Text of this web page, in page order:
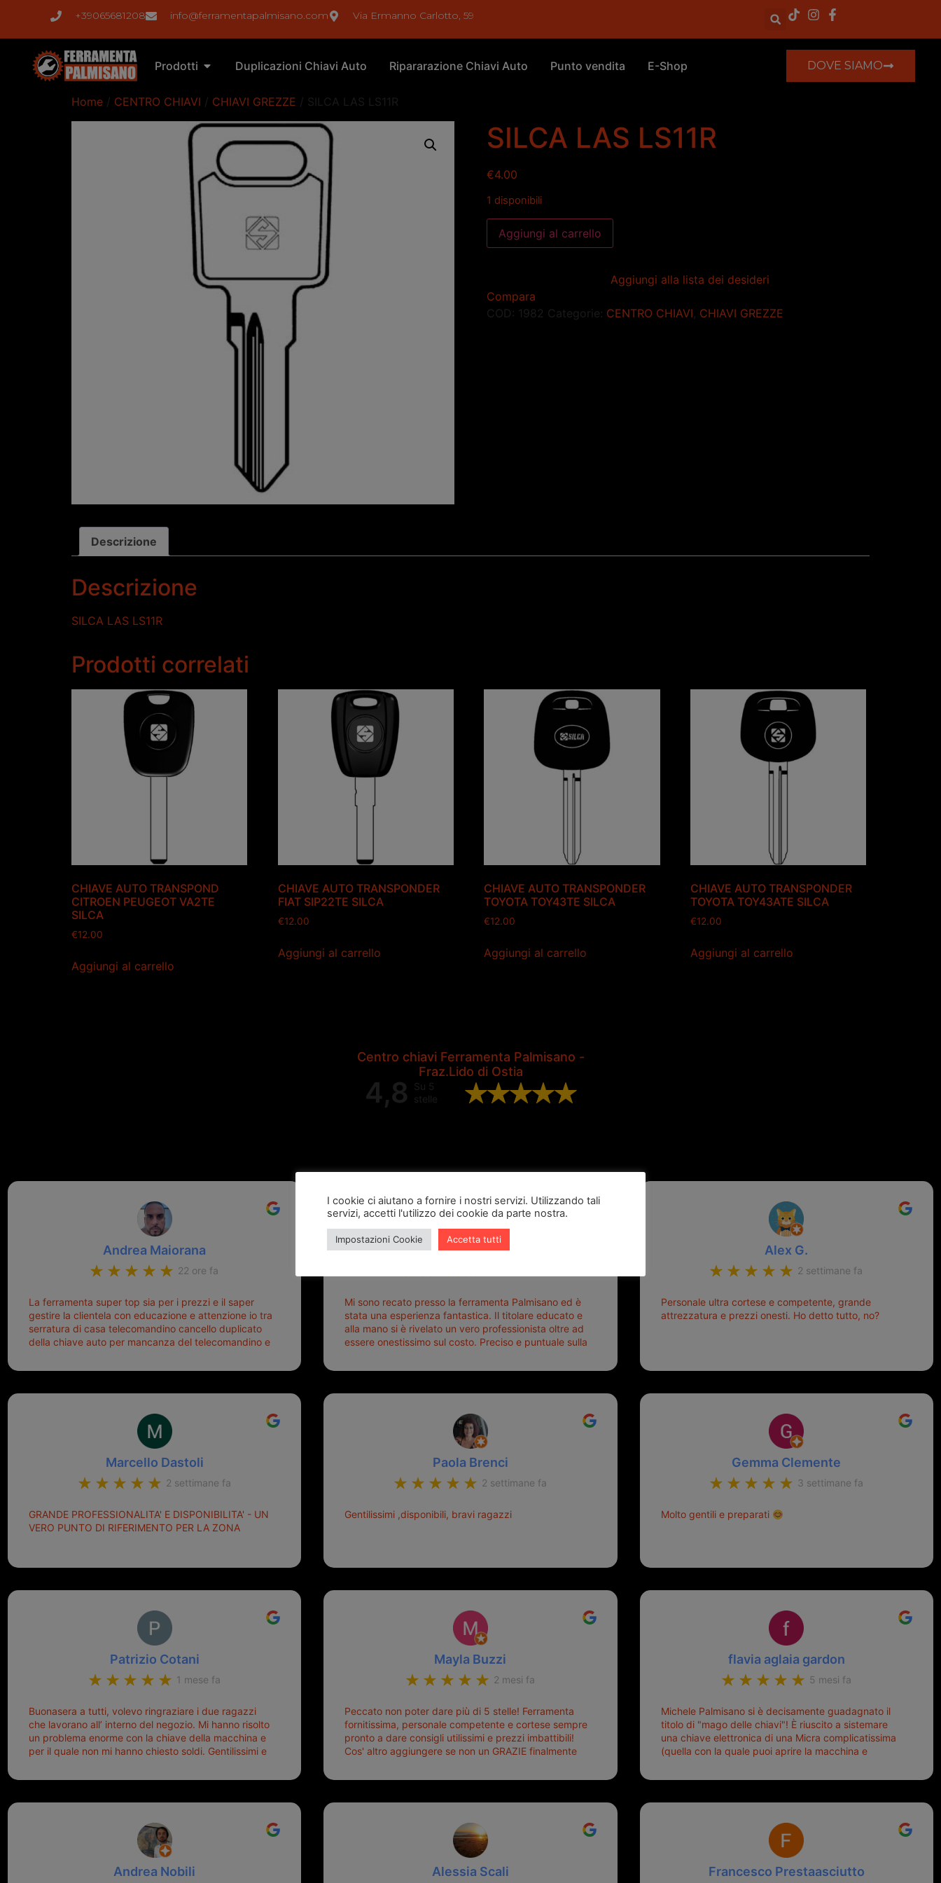
+39065681208 info@ferramentapalmisano.com Via Ermanno Carlotto, 59
Prodotti Duplicazioni Chiavi Auto Ripararazione Chiavi Auto Punto vendita E-Shop DOVE SIAMO
Home / CENTRO CHIAVI / CHIAVI GREZZE / SILCA LAS LS11R
SILCA LAS LS11R
€4.00
1 disponibili
Aggiungi al carrello
Aggiungi alla lista dei desideri
Compara
COD: 1982 Categorie: CENTRO CHIAVI CHIAVI GREZZE
Descrizione
Descrizione
SILCA LAS LS11R
Prodotti correlati
CHIAVE AUTO TRANSPOND
CITROEN PEUGEOT VA2TE
SILCA
€12.00
Aggiungi al carrello
CHIAVE AUTO TRANSPONDER
FIAT SIP22TE SILCA
€12.00
Aggiungi al carrello
CHIAVE AUTO TRANSPONDER
TOYOTA TOY43TE SILCA
€12.00
Aggiungi al carrello
CHIAVE AUTO TRANSPONDER
TOYOTA TOY43ATE SILCA
€12.00
Aggiungi al carrello
Centro chiavi Ferramenta Palmisano -
Fraz.Lido di Ostia
4,8
Su 5
stelle
Andrea Maiorana
22 ore fa
La ferramenta super top sia per i prezzi e il saper
gestire la clientela con educazione e attenzione io tra
serratura di casa telecomandino cancello duplicato
della chiave auto per mancanza del telecomandino e
meglio ferramenta de ostia e poi il prorietario il signor
ugo burubu
Mi sono recato presso la ferramenta Palmisano ed è
stata una esperienza fantastica. Il titolare educato e
alla mano si è rivelato un vero professionista oltre ad
essere onestissimo sul costo. Preciso e puntuale sulla
Alex G.
2 settimane fa
Personale ultra cortese e competente, grande
attrezzatura e prezzi onesti. Ho detto tutto, no?
Marcello Dastoli
2 settimane fa
GRANDE PROFESSIONALITA' E DISPONIBILITA' - UN
VERO PUNTO DI RIFERIMENTO PER LA ZONA
Paola Brenci
2 settimane fa
Gentilissimi ,disponibili, bravi ragazzi
Gemma Clemente
3 settimane fa
Molto gentili e preparati
Patrizio Cotani
1 mese fa
Buonasera a tutti, volevo ringraziare i due ragazzi
che lavorano all’ interno del negozio. Mi hanno risolto
un problema enorme con la chiave della macchina e
per il quale non mi hanno chiesto soldi. Gentilissimi e
Sicuramente tornerò qui per qualsiasi altro problema.
Mayla Buzzi
2 mesi fa
Peccato non poter dare più di 5 stelle! Ferramenta
fornitissima, personale competente e cortese sempre
pronto a dare consigli utilissimi e prezzi imbattibili!
Cos' altro aggiungere se non un GRAZIE finalmente
siete il mio riferimento. Ah dimenticavo...da loro sono
trove! Top top top!!!
flavia aglaia gardon
5 mesi fa
Michele Palmisano si è decisamente guadagnato il
titolo di "mago delle chiavi"! È riuscito a sistemare
una chiave elettronica di una Micra complicatissima
(quella con la quale puoi aprire la macchina e
borsa!) che era pronta per la pattumiera... Avevo
pietose, si era perso il coperchietto, la chiave era
bisognava stare attenti che non ti staccasse la
chiave dal blocchetto e talvolta non faceva bene il
contatto nel quadro e bisognava armeggiare un po',
praticamente entrare e mettere in moto era un terno
Andrea Nobili Alessia Scali Francesco Prestaasciutto
I cookie ci aiutano a fornire i nostri servizi. Utilizzando tali
servizi, accetti l'utilizzo dei cookie da parte nostra.
Impostazioni Cookie Accetta tutti